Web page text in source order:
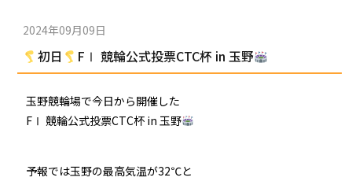
2024年09月09日
初日 FⅠ 競輪公式投票CTC杯 in 玉野
玉野競輪場で今日から開催した
FⅠ 競輪公式投票CTC杯 in 玉野
予報では玉野の最高気温が32℃と